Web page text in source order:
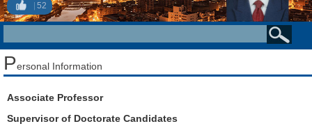
52
Personal Information
Associate Professor
Supervisor of Doctorate Candidates